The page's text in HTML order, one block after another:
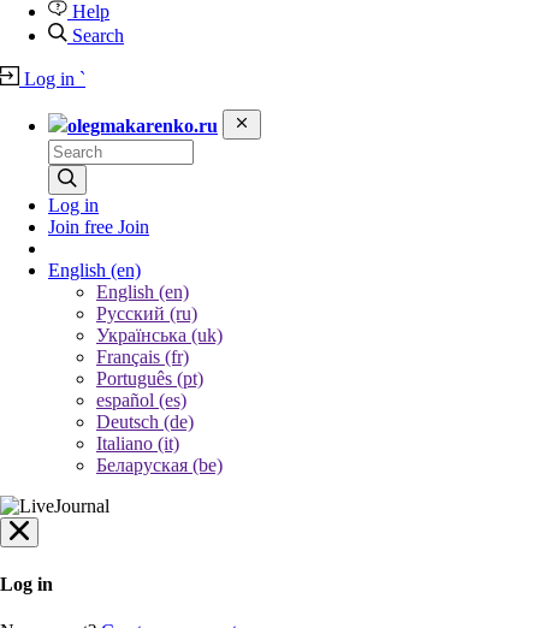
Help
Search
Log in `
olegmakarenko.ru
Log in
Join free Join
English (en)
English (en)
Русский (ru)
Українська (uk)
Français (fr)
Português (pt)
español (es)
Deutsch (de)
Italiano (it)
Беларуская (be)
Log in